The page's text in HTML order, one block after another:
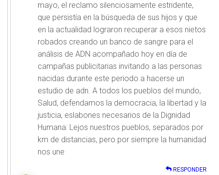
mayo, el reclamo silenciosamente estridente,
que persistía en la búsqueda de sus hijos y que
en la actualidad lograron recuperar a esos nietos
robados creando un banco de sangre para el
análisis de ADN acompañado hoy en día de
campañas publicitarias invitando a las personas
nacidas durante este periodo a hacerse un
estudio de adn. A todos los pueblos del mundo,
Salud, defendamos la democracia, la libertad y la
justicia, eslabones necesarios de la Dignidad
Humana: Lejos nuestros pueblos, separados por
km de distancias, pero por siempre la humanidad
nos une
RESPONDER